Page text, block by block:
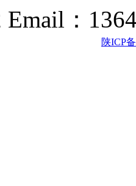
Email：
陕ICP